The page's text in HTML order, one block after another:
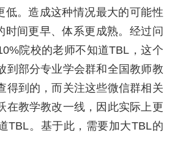
低。造成这种情况最大的可能性
时间更早、体系更成熟。经过问
院校的老师不知道TBL ，这个
到部分专业学会群和全国教师教
得到的，而关注这些微信群相关
在教学教改一线，因此实际上更
TBL。基于此，需要加大TBL的